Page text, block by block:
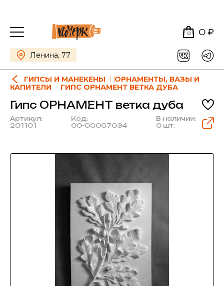
0 0 ₽
Ленина, 77
ГИПСЫ И МАНЕКЕНЫ
ОРНАМЕНТЫ, ВАЗЫ И
КАПИТЕЛИ
ГИПС ОРНАМЕНТ ВЕТКА ДУБА
Гипс ОРНАМЕНТ ветка дуба
Артикул:
201101
Код:
00-00007034
В наличии:
0 шт.